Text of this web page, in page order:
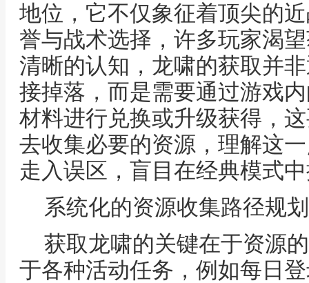
地位，它不仅象征着顶尖的
誉与战术选择，许多玩家渴
清晰的认知，龙啸的获取并
接掉落，而是需要通过游戏
材料进行兑换或升级获得，
去收集必要的资源，理解这
走入误区，盲目在经典模式
系统化的资源收集路径规划
获取龙啸的关键在于资源
于各种活动任务，例如每日